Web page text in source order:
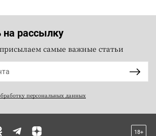
рассылку
самые важные статьи
персональных данных
18+